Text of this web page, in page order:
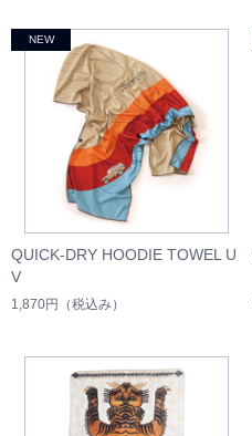
QUICK-DRY HOODIE TOWEL U
V
1,870円 （税込み）